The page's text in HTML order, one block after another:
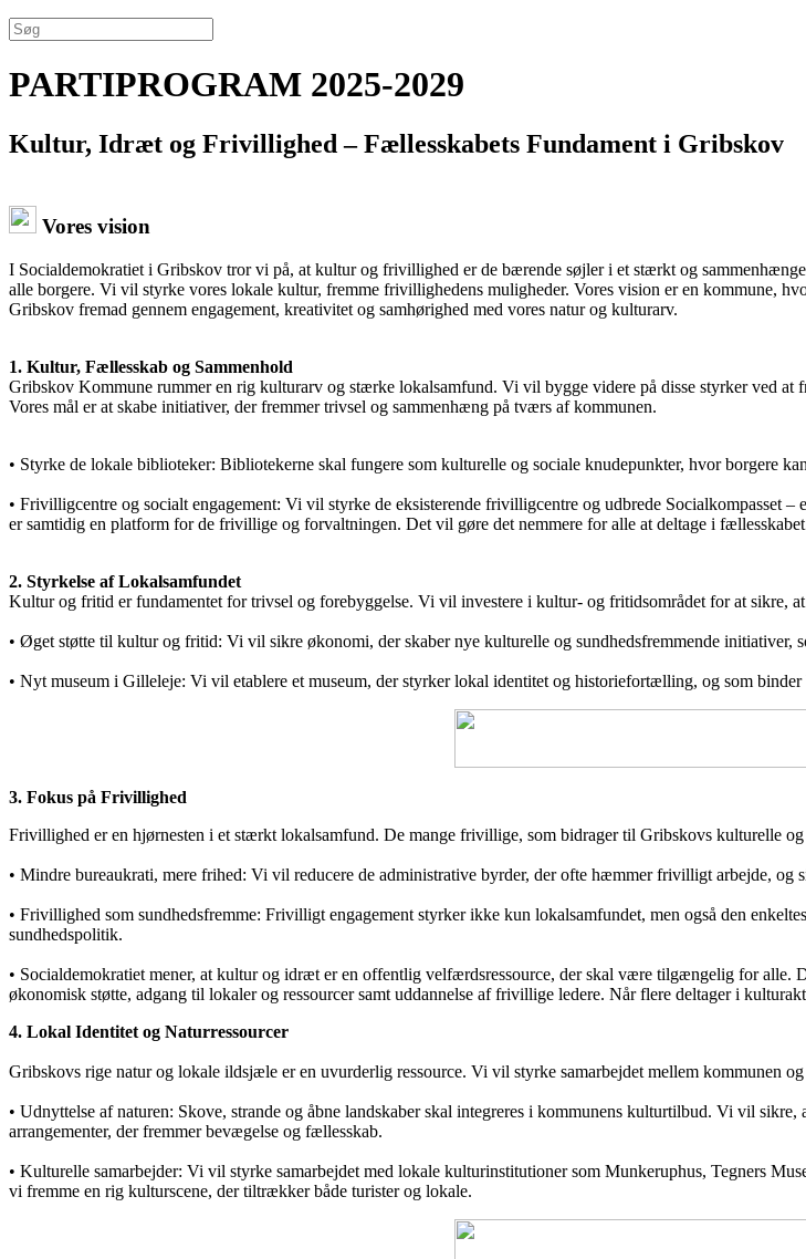
PARTIPROGRAM 2025-2029
Kultur, Idræt og Frivillighed – Fællesskabets Fundament i Gribskov
Vores vision
I Socialdemokratiet i Gribskov tror vi på, at kultur og frivillighed er de bærende søjler i et stærkt og
alle borgere. Vi vil styrke vores lokale kultur, fremme frivillighedens muligheder. Vores vision er en kommune,
Gribskov fremad gennem engagement, kreativitet og samhørighed med vores natur og kulturarv.
1. Kultur, Fællesskab og Sammenhold
Gribskov Kommune rummer en rig kulturarv og stærke lokalsamfund. Vi vil bygge videre på disse styrker ved
Vores mål er at skabe initiativer, der fremmer trivsel og sammenhæng på tværs af kommunen.
• Styrke de lokale biblioteker: Bibliotekerne skal fungere som kulturelle og sociale knudepunkter, hvor borgere
• Frivilligcentre og socialt engagement: Vi vil styrke de eksisterende frivilligcentre og udbrede Socialkompasset
er samtidig en platform for de frivillige og forvaltningen. Det vil gøre det nemmere for alle at deltage i
2. Styrkelse af Lokalsamfundet
Kultur og fritid er fundamentet for trivsel og forebyggelse. Vi vil investere i kultur- og fritidsområdet for at sikre,
• Øget støtte til kultur og fritid: Vi vil sikre økonomi, der skaber nye kulturelle og sundhedsfremmende initiativer,
• Nyt museum i Gilleleje: Vi vil etablere et museum, der styrker lokal identitet og historiefortælling, og som
3. Fokus på Frivillighed
Frivillighed er en hjørnesten i et stærkt lokalsamfund. De mange frivillige, som bidrager til Gribskovs kulturelle
• Mindre bureaukrati, mere frihed: Vi vil reducere de administrative byrder, der ofte hæmmer frivilligt arbejde,
• Frivillighed som sundhedsfremme: Frivilligt engagement styrker ikke kun lokalsamfundet, men også den
sundhedspolitik.
• Socialdemokratiet mener, at kultur og idræt er en offentlig velfærdsressource, der skal være tilgængelig for
økonomisk støtte, adgang til lokaler og ressourcer samt uddannelse af frivillige ledere. Når flere deltager i
4. Lokal Identitet og Naturressourcer
Gribskovs rige natur og lokale ildsjæle er en uvurderlig ressource. Vi vil styrke samarbejdet mellem kommunen
• Udnyttelse af naturen: Skove, strande og åbne landskaber skal integreres i kommunens kulturtilbud. Vi vil
arrangementer, der fremmer bevægelse og fællesskab.
• Kulturelle samarbejder: Vi vil styrke samarbejdet med lokale kulturinstitutioner som Munkeruphus, Tegners
vi fremme en rig kulturscene, der tiltrækker både turister og lokale.